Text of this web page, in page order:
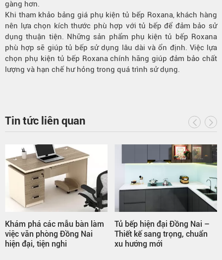
gàng hơn.
Khi tham khảo bảng giá phụ kiện tủ bếp Roxana, khách hàng
nên lựa chọn kích thước phù hợp với tủ bếp để đảm bảo sử
dụng thuận tiện. Những sản phẩm phụ kiện tủ bếp Roxana
phù hợp sẽ giúp tủ bếp sử dụng lâu dài và ổn định. Việc lựa
chọn phụ kiện tủ bếp Roxana chính hãng giúp đảm bảo chất
lượng và hạn chế hư hỏng trong quá trình sử dụng.
Tin tức liên quan
Tủ bếp hiện đại Đồng Nai –
Thiết kế sang trọng, chuẩn
xu hướng mới
Khám phá những mẫu bàn
trang điểm Đồng Nai được
yêu thích hiện nay